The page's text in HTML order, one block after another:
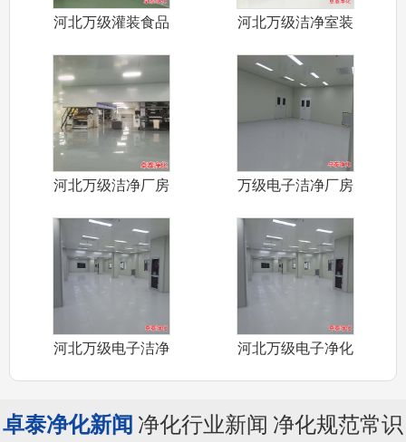
河北万级灌装食品
河北万级洁净室装
河北万级洁净厂房
万级电子洁净厂房
河北万级电子洁净
河北万级电子净化
卓泰净化新闻 净化行业新闻 净化规范常识